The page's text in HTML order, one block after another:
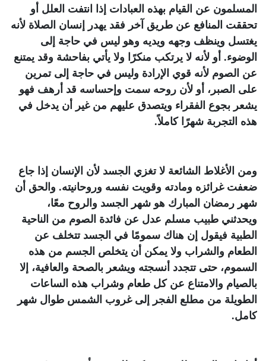
المسلمون عن القيام بهذه العبادات إذا انتفت العلل أو
تحققت المنافع عن طريق آخر فقد يهدر إنسان الصلاة لأنه
يغتسل وينظف وجهه ويديه وهو ليس في حاجة إلى
الوضوء. أو لأنه لا يرتكب منكرًا ولا يأتي بفاحشة وقد يمتنع
عن الصوم لأنه قوي الإرادة وليس في حاجة إلى تمرين
على الصبر، أو لأن روحه سمت وإحساسه قد أرهف فهو
يشعر بجوع الفقراء ويتصدق عليهم من غير أن يدخل في
هذه التجربة شهرًا كاملاً.
ومن الأغلاط الشائعة لا تغزي الجسد لأن الإنسان إذا جاع
ضعفت غرائزه ومادته وقويت نفسه وروحانيته. والحق أن
شهر رمضان المبارك هو شهر الجسد والروح معًا،
ويحدثني طبيب مسلم عدل عن فائدة الصوم من الناحية
الطبية فيقول إن هناك سمومًا في الجسد تتخلف عن
الطعام والشراب ولا يمكن أن يتخلص الجسم من هذه
السموم، حتى تتجدد أنسجته ويشعر بالصحة والعافية، إلا
بالصيام والامتناع عن كل طعام وشراب هذه الساعات
الطويلة من مطلع الفجر إلى غروب الشمس طوال شهر
كامل.